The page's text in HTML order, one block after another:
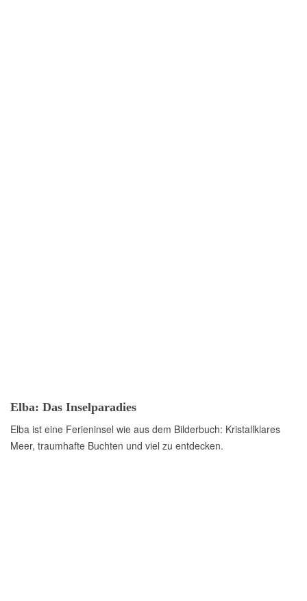
Elba: Das Inselparadies
Elba ist eine Ferieninsel wie aus dem Bilderbuch: Kristallklares
Meer, traumhafte Buchten und viel zu entdecken.